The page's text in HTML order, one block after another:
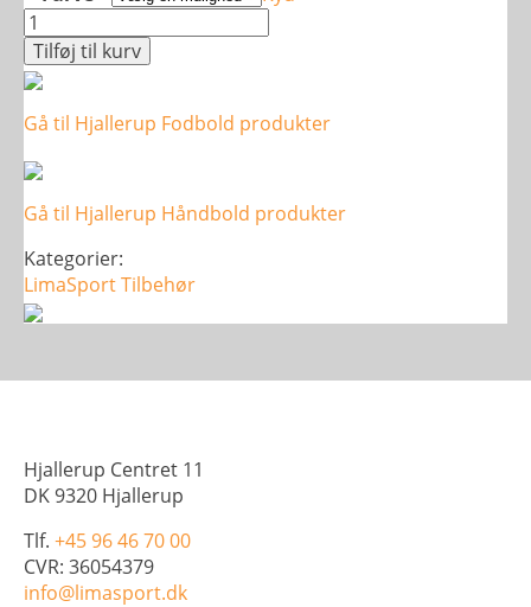
LIMASPORT
ankelstrømper,
10
par
antal
Tilføj til kurv
Gå til Hjallerup Fodbold produkter
Gå til Hjallerup Håndbold produkter
Kategorier:
LimaSportTilbehør
Hjallerup Centret 11
DK 9320 Hjallerup
Tlf. +45 96 46 70 00
CVR: 36054379
info@limasport.dk